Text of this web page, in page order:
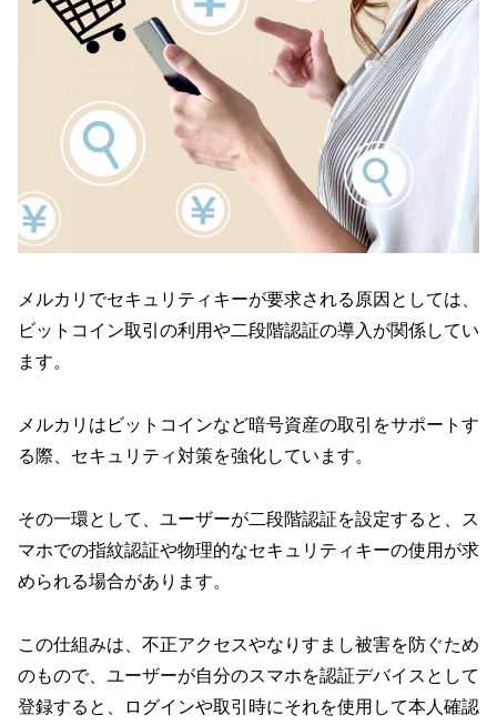
メルカリでセキュリティキーが要求される原因としては、
ビットコイン取引の利用や二段階認証の導入が関係してい
ます。
メルカリはビットコインなど暗号資産の取引をサポートす
る際、セキュリティ対策を強化しています。
その一環として、ユーザーが二段階認証を設定すると、ス
マホでの指紋認証や物理的なセキュリティキーの使用が求
められる場合があります。
この仕組みは、不正アクセスやなりすまし被害を防ぐため
のもので、ユーザーが自分のスマホを認証デバイスとして
登録すると、ログインや取引時にそれを使用して本人確認